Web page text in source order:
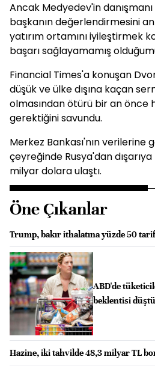
Ancak Medyedev'in
başkanın değerlendirmesini
yatırım ortamını iyileştirmek
başarı sağlayamamış
Financial Times'a konuşan
düşük ve ülke dışına kaçan
olmasından ötürü bir an önce
gerektiğini savundu.
Merkez Bankası'nın verilerine
çeyreğinde Rusya'dan
milyar dolara ulaştı.
Öne Çıkanlar
Trump, bakır ithalatına yüzde 50
ABD'de
beklentisi düştü
Hazine, iki tahvilde 48,3 milyar TL